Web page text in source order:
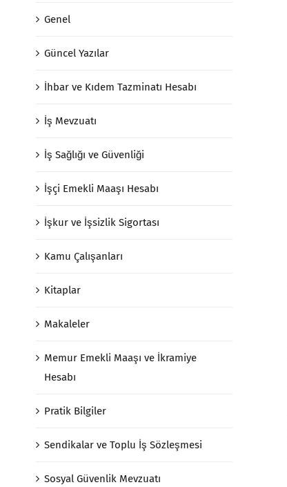
Genel
Güncel Yazılar
İhbar ve Kıdem Tazminatı Hesabı
İş Mevzuatı
İş Sağlığı ve Güvenliği
İşçi Emekli Maaşı Hesabı
İşkur ve İşsizlik Sigortası
Kamu Çalışanları
Kitaplar
Makaleler
Memur Emekli Maaşı ve İkramiye
Hesabı
Pratik Bilgiler
Sendikalar ve Toplu İş Sözleşmesi
Sosyal Güvenlik Mevzuatı